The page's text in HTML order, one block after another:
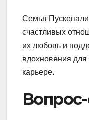
Семья
счастливых
их любовь и
вдохновения для
карьере.
Вопрос-